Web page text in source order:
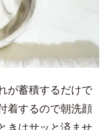
が蓄積するだけで
着するので朝洗顔